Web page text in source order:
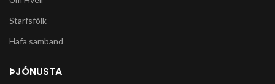
Starfsfólk
Hafa samband
ÞJÓNUSTA